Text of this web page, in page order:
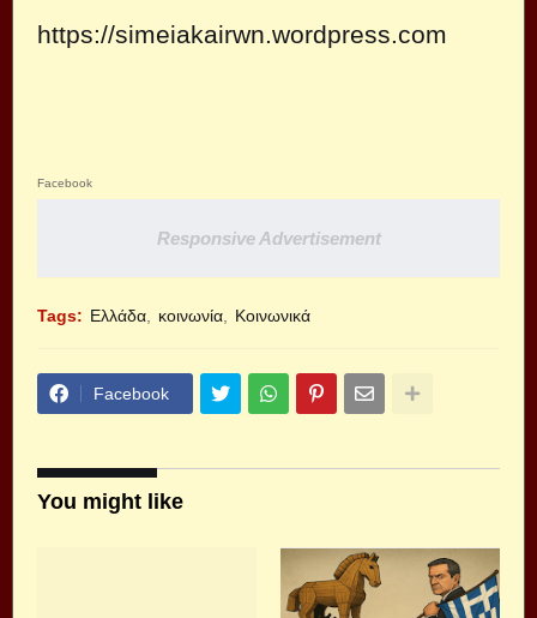
https://simeiakairwn.wordpress.com
Facebook
Responsive Advertisement
Tags: Ελλάδα κοινωνία Κοινωνικά
Facebook
You might like